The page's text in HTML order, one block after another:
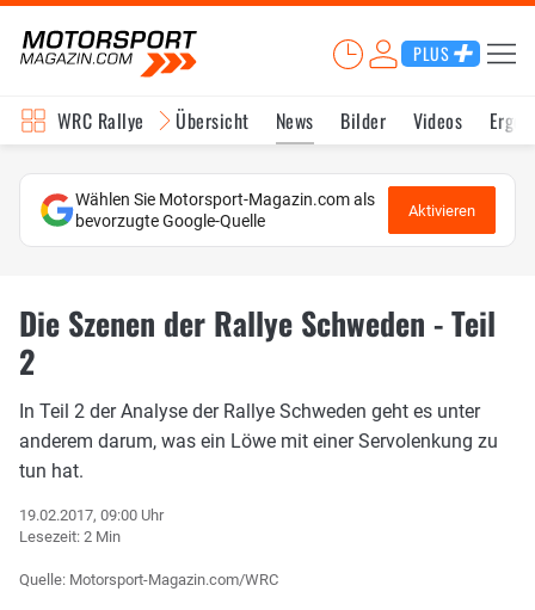
PLUS
WRC Rallye Übersicht News Bilder Videos
Wählen Sie Motorsport-Magazin.com als
bevorzugte Google-Quelle
Aktivieren
Die Szenen der Rallye Schweden - Teil
2
In Teil 2 der Analyse der Rallye Schweden geht es unter
anderem darum, was ein Löwe mit einer Servolenkung zu
tun hat.
19.02.2017, 09:00 Uhr
Lesezeit: 2 Min
Quelle: Motorsport-Magazin.com/WRC